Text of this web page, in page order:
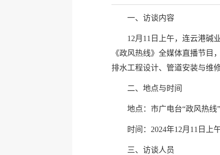
一、访谈内容
12月11日上午，连云港碱
《政风热线》全媒体直播节
排水工程设计、管道安装与维
二、地点与时间
地点：市广电台“政风热线
时间：2024年12月11日上
三、访谈人员